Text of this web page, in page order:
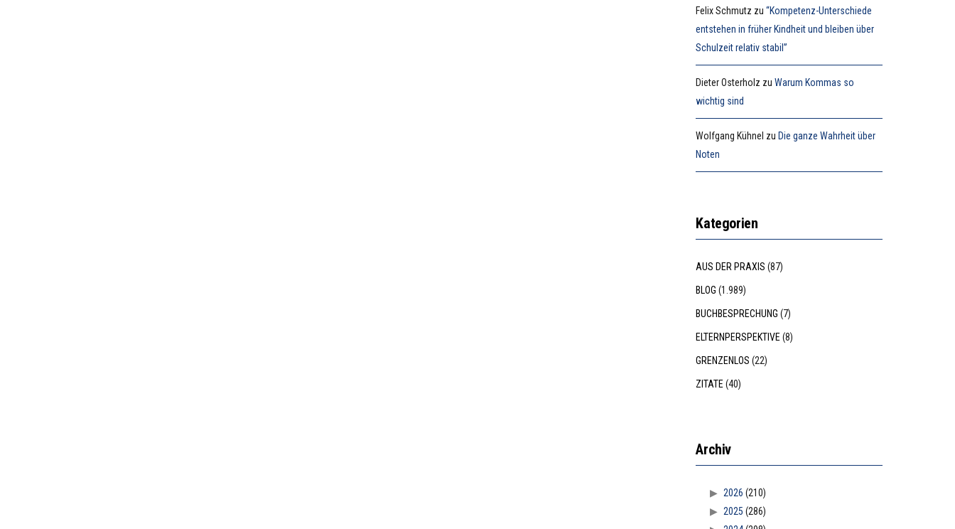
Felix Schmutz zu“Kompetenz-Unterschiede
entstehen in früher Kindheit und bleiben über
Schulzeit relativ stabil”
Dieter Osterholz zuWarum Kommas so
wichtig sind
Wolfgang Kühnel zu Die ganze Wahrheit über
Noten
Kategorien
AUS DER PRAXIS (87)
BLOG (1.989)
BUCHBESPRECHUNG (7)
ELTERNPERSPEKTIVE(8)
GRENZENLOS (22)
ZITATE(40)
Archiv
2026 (210)
2025 (286)